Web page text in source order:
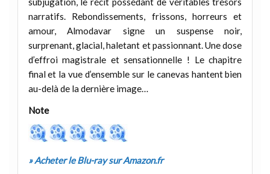
narratifs. Rebondissements, frissons, horreurs et
amour, Almodavar signe un suspense noir,
surprenant, glacial, haletant et passionnant. Une dose
d’effroi magistrale et sensationnelle ! Le chapitre
final et la vue d’ensemble sur le canevas hantent bien
au-delà de la dernière image…
Note
» Acheter le Blu-ray sur Amazon.fr